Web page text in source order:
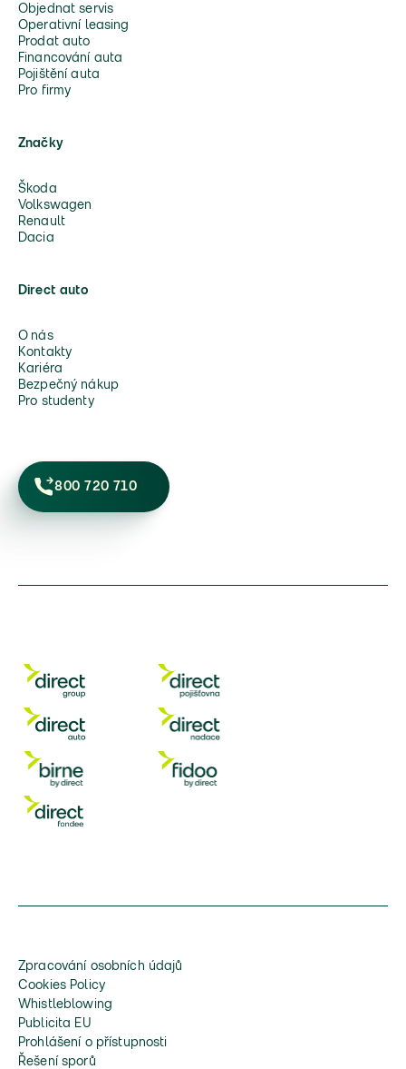
Objednat servis
Operativní leasing
Prodat auto
Financování auta
Pojištění auta
Pro firmy
Značky
Škoda
Volkswagen
Renault
Dacia
Direct auto
O nás
Kontakty
Kariéra
Bezpečný nákup
Pro studenty
800 720 710
Zpracování osobních údajů
Cookies Policy
Whistleblowing
Publicita EU
Prohlášení o přístupnosti
Řešení sporů